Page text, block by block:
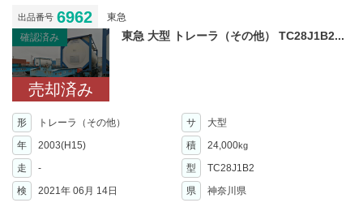
出品番号 6962
東急
確認済み
売却済み
東急 大型 トレーラ（その他） TC28J1B2...
形 トレーラ（その他） サ
大型
年
2003(H15) 積 24,000kg
走 - 型
TC28J1B2
検
2021年 06月 14日 県 神奈川県